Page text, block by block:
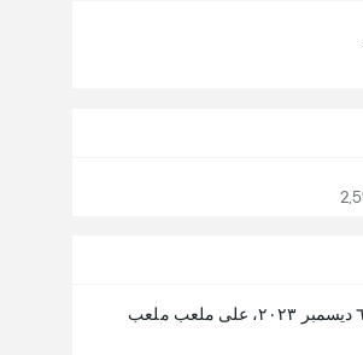
، في الأربعاء، ٦ ديسمبر ٢٠٢٣، على ملعب ملعب